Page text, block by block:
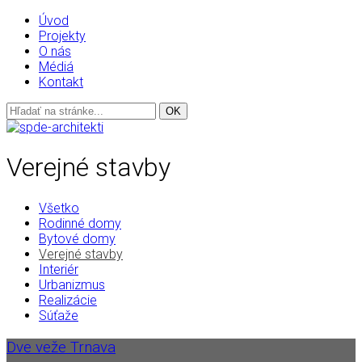
Úvod
Projekty
O nás
Médiá
Kontakt
Verejné stavby
Všetko
Rodinné domy
Bytové domy
Verejné stavby
Interiér
Urbanizmus
Realizácie
Súťaže
Dve veže Trnava